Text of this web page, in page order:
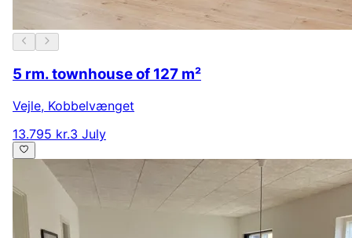
5 rm. townhouse of 127 m²
Vejle, Kobbelvænget
13.795 kr.3 July